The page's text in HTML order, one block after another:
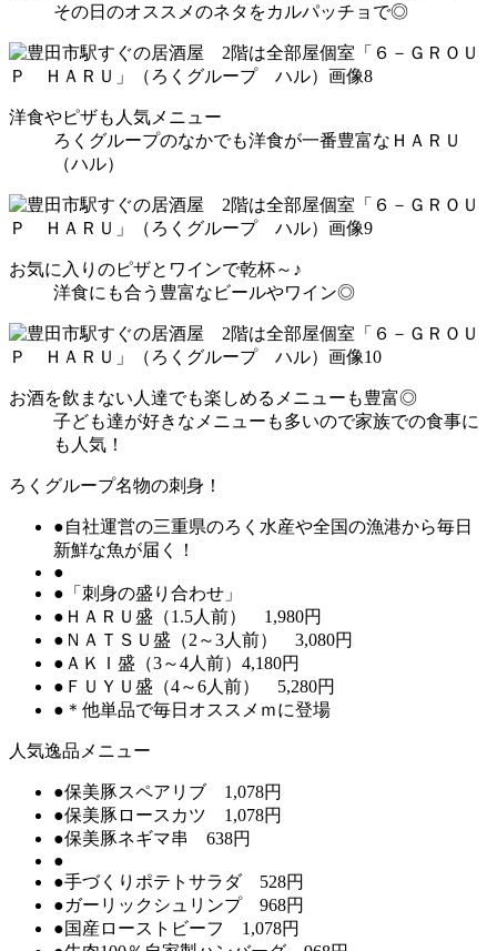
その日のオススメのネタをカルパッチョで◎
洋食やピザも人気メニュー
ろくグループのなかでも洋食が一番豊富なＨＡＲＵ
（ハル）
お気に入りのピザとワインで乾杯～♪
洋食にも合う豊富なビールやワイン◎
お酒を飲まない人達でも楽しめるメニューも豊富◎
子ども達が好きなメニューも多いので家族での食事に
も人気！
ろくグループ名物の刺身！
●自社運営の三重県のろく水産や全国の漁港から毎日
新鮮な魚が届く！
●
●「刺身の盛り合わせ」
●ＨＡＲＵ盛（1.5人前） 1,980円
●ＮＡＴＳＵ盛（2～3人前） 3,080円
●ＡＫＩ盛（3～4人前）4,180円
●ＦＵＹＵ盛（4～6人前） 5,280円
●＊他単品で毎日オススメｍに登場
人気逸品メニュー
●保美豚スペアリブ 1,078円
●保美豚ロースカツ 1,078円
●保美豚ネギマ串 638円
●
●手づくりポテトサラダ 528円
●ガーリックシュリンプ 968円
●国産ローストビーフ 1,078円